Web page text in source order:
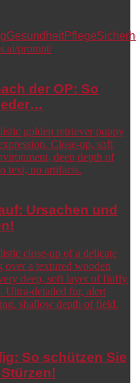
GesundheitPflege
der OP: So
Ursachen und
So schützen Sie